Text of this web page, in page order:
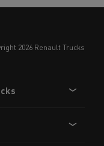
2026 Renault Trucks